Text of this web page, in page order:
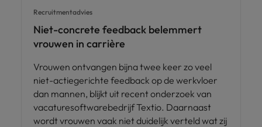
Recruitmentadvies
Niet-concrete feedback belemmert
vrouwen in carrière
Vrouwen ontvangen bijna twee keer zo veel
niet-actiegerichte feedback op de werkvloer
dan mannen, blijkt uit recent onderzoek van
vacaturesoftwarebedrijf Textio. Daarnaast
wordt vrouwen vaak niet duidelijk verteld wat zij